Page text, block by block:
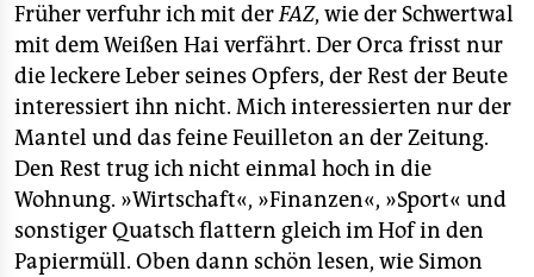
Früher verfuhr ich mit derFAZ, wie der Schwertwal
mit dem Weißen Hai verfährt. Der Orca frisst nur
die leckere Leber seines Opfers, der Rest der Beute
interessiert ihn nicht. Mich interessierten nur der
Mantel und das feine Feuilleton an der Zeitung.
Den Rest trug ich nicht einmal hoch in die
Wohnung. »Wirtschaft«, »Finanzen«, »Sport« und
sonstiger Quatsch flattern gleich im Hof in den
Papiermüll. Oben dann schön lesen, wie Simon